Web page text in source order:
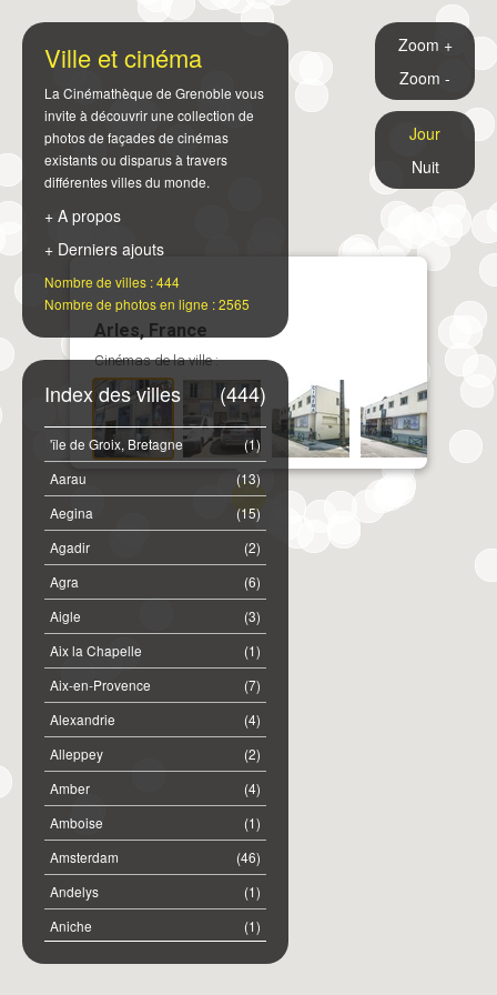
Arles, France
Cinémas de la ville :
Ville et cinéma
La Cinémathèque de Grenoble vous
invite à découvrir une collection de
photos de façades de cinémas
existants ou disparus à travers
différentes villes du monde.
+ A propos
+ Derniers ajouts
Nombre de villes : 444
Nombre de photos en ligne : 2565
(444)
Index des villes
(1)
'île de Groix, Bretagne
(13)
Aarau
(15)
Aegina
(2)
Agadir
(6)
Agra
(3)
Aigle
(1)
Aix la Chapelle
(7)
Aix-en-Provence
(4)
Alexandrie
(2)
Alleppey
(4)
Amber
(1)
Amboise
(46)
Amsterdam
(1)
Andelys
(1)
Aniche
(2)
Annemasse
Zoom +
Zoom -
Jour
Nuit